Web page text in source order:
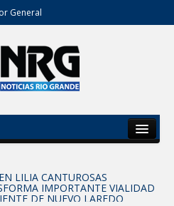
General
Estado
LILIA CANTUROSAS
IMPORTANTE VIALIDAD
DE NUEVO LAREDO